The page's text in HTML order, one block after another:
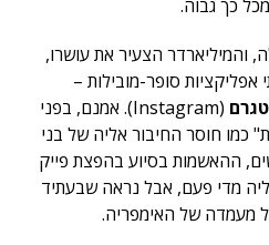
כך גבוה.
והמיליארדר הצעיר את עושרו,
סופר-מובילות –
(Instagram). אמנם, בפני
כמו חוסר החיבור אליה של בני
ההאשמות בסיוע בהפצת פייק
מדי פעם, אבל נראה שבעתיד
מעמדה של האימפריה.